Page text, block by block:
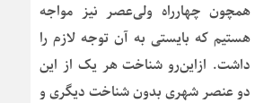
همچون چهارراه ولی‌عصر نیز مواجه
هستیم که بایستی به آن توجه لازم را
داشت. ازاین‌رو شناخت هر یک از این
دو عنصر شهری بدون شناخت دیگری و